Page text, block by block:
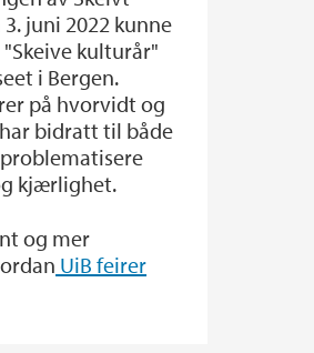
juni 2022 kunne
kulturår"
i Bergen.
på hvorvidt og
bidratt til både
kjærlighet.
og mer
UiB feirer